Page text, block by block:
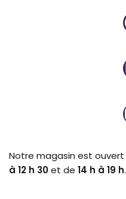
Notre magasin est ouvert
à 12 h 30et de 14 h à 19 h.